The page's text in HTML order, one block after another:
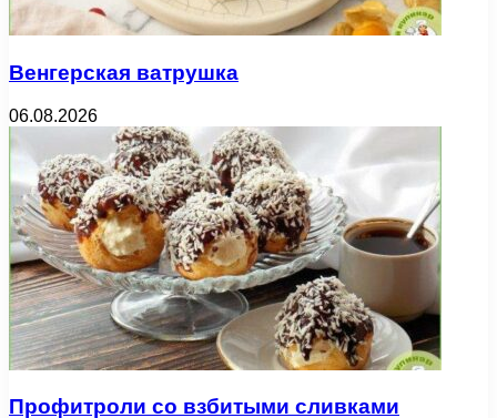
Венгерская ватрушка
06.08.2026
Профитроли со взбитыми сливками